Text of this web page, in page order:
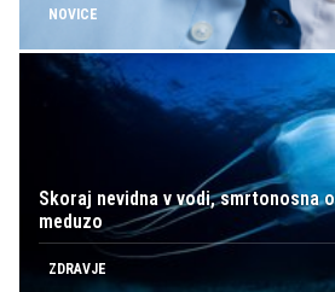
NOVICE
Skoraj nevidna v vodi, smrtonosna
meduzo
ZDRAVJE